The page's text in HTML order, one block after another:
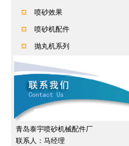
喷砂效果
喷砂机配件
抛丸机系列
青岛泰宇喷砂机械配件厂
联系人：马经理